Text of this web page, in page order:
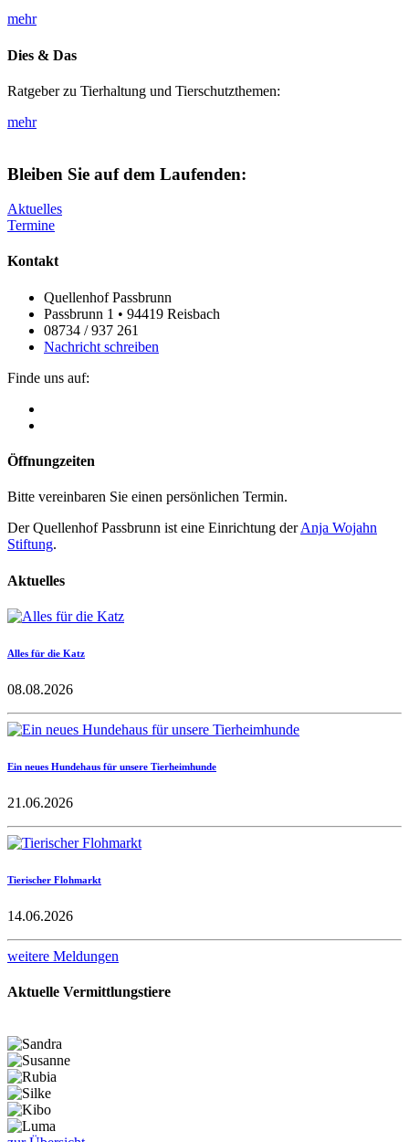
mehr
Dies & Das
Ratgeber zu Tierhaltung und Tierschutzthemen:
mehr
Bleiben Sie auf dem Laufenden:
Aktuelles
Termine
Kontakt
Quellenhof Passbrunn
Passbrunn 1 • 94419 Reisbach
08734 / 937 261
Nachricht schreiben
Finde uns auf:
Öffnungzeiten
Bitte vereinbaren Sie einen persönlichen Termin.
Der Quellenhof Passbrunn ist eine Einrichtung derAnja Wojahn
Stiftung.
Aktuelles
Alles für die Katz
08.08.2026
Ein neues Hundehaus für unsere Tierheimhunde
21.06.2026
Tierischer Flohmarkt
14.06.2026
weitere Meldungen
Aktuelle Vermittlungstiere